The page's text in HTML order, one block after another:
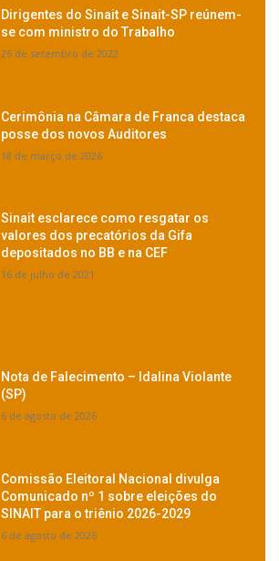
Dirigentes do Sinait e Sinait-SP reúnem-
se com ministro do Trabalho
26 de setembro de 2022
Cerimônia na Câmara de Franca destaca
posse dos novos Auditores
18 de março de 2026
Sinait esclarece como resgatar os
valores dos precatórios da Gifa
depositados no BB e na CEF
16 de julho de 2021
Nota de Falecimento – Idalina Violante
(SP)
6 de agosto de 2026
Comissão Eleitoral Nacional divulga
Comunicado nº 1 sobre eleições do
SINAIT para o triênio 2026-2029
6 de agosto de 2026